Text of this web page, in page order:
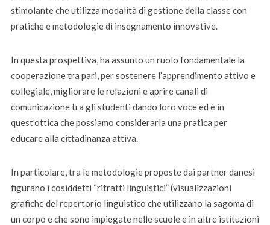
stimolante che utilizza modalità di gestione della classe con
pratiche e metodologie di insegnamento innovative.
In questa prospettiva, ha assunto un ruolo fondamentale la
cooperazione tra pari, per sostenere l’apprendimento attivo e
collegiale, migliorare le relazioni e aprire canali di
comunicazione tra gli studenti dando loro voce ed è in
quest’ottica che possiamo considerarla una pratica per
educare alla cittadinanza attiva.
In particolare, tra le metodologie proposte dai partner danesi
figurano i cosiddetti “ritratti linguistici” (visualizzazioni
grafiche del repertorio linguistico che utilizzano la sagoma di
un corpo e che sono impiegate nelle scuole e in altre istituzioni